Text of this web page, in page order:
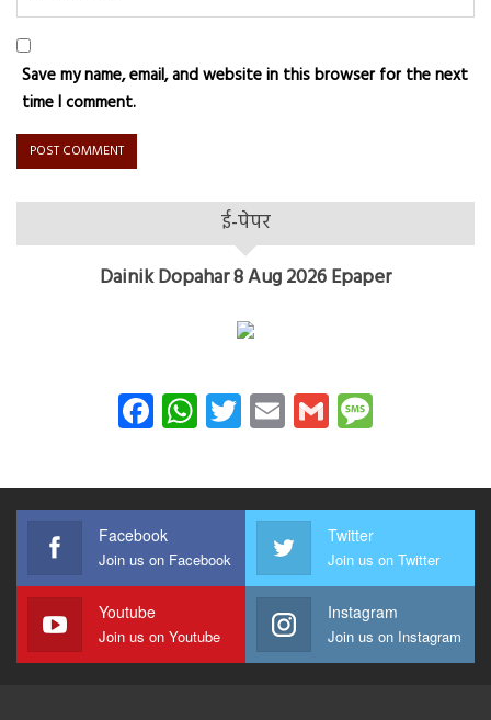
Save my name, email, and website in this browser for the next
time I comment.
ई-पेपर
Dainik Dopahar 8 Aug 2026 Epaper
Facebook
WhatsApp
Twitter
EmailGmail
Facebook
Join us on Facebook
Twitter
Join us on Twitter
Youtube
Join us on Youtube
Instagram
Join us on Instagram